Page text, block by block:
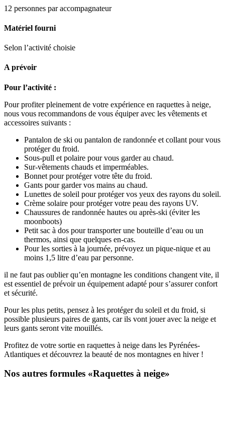
12 personnes par accompagnateur
Matériel fourni
Selon l’activité choisie
A prévoir
Pour l’activité :
Pour profiter pleinement de votre expérience en raquettes à neige,
nous vous recommandons de vous équiper avec les vêtements et
accessoires suivants :
Pantalon de ski ou pantalon de randonnée et collant pour vous
protéger du froid.
Sous-pull et polaire pour vous garder au chaud.
Sur-vêtements chauds et imperméables.
Bonnet pour protéger votre tête du froid.
Gants pour garder vos mains au chaud.
Lunettes de soleil pour protéger vos yeux des rayons du soleil.
Crème solaire pour protéger votre peau des rayons UV.
Chaussures de randonnée hautes ou après-ski (éviter les
moonboots)
Petit sac à dos pour transporter une bouteille d’eau ou un
thermos, ainsi que quelques en-cas.
Pour les sorties à la journée, prévoyez un pique-nique et au
moins 1,5 litre d’eau par personne.
il ne faut pas oublier qu’en montagne les conditions changent vite, il
est essentiel de prévoir un équipement adapté pour s’assurer confort
et sécurité.
Pour les plus petits, pensez à les protéger du soleil et du froid, si
possible plusieurs paires de gants, car ils vont jouer avec la neige et
leurs gants seront vite mouillés.
Profitez de votre sortie en raquettes à neige dans les Pyrénées-
Atlantiques et découvrez la beauté de nos montagnes en hiver !
Nos autres formules «Raquettes à neige»